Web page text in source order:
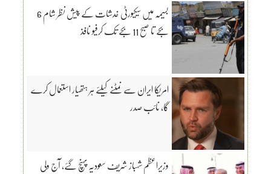
بسیمہ میں سیکیورٹی خدشات کے پیش نظر شام 6
بجے تا صبح 11 بجے تک کرفیو نافذ
امریکا ایران سے نمٹنے کیلئے ہر ہتھیار استعمال کرے
گا، نائب صدر
وزیراعظم شہباز شریف سعودیہ پہنچ گئے، آج ولی